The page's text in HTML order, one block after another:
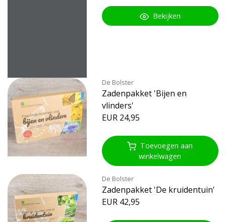
Bekijken
De Bolster
Zadenpakket 'Bijen en
vlinders'
EUR 24,95
Toevoegen aan
winkelwagen
De Bolster
Zadenpakket 'De kruidentuin'
EUR 42,95